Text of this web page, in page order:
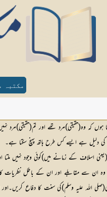
مکتبہ
کہ وہ(حقیقی)مرد تھے اور تم(حقیقی)مرد
کی دلیل ہے ایسے کس طرح ہاتھ پہنچ سکتا ہے۔
سے مقابلے اور ان کے باطل نظریات
اللہ علیہ وسلم)کی سنت کا دفاع